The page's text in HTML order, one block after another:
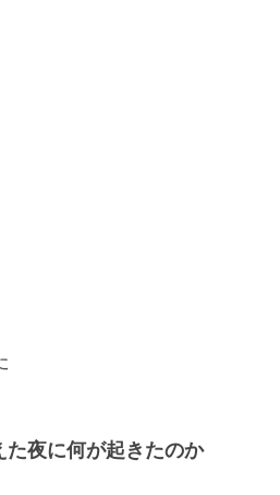
た夜に何が起きたのか